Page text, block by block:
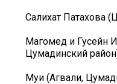
Салихат Патахова
Магомед и Гусейн
Цумадинский
Муи (Агвали,